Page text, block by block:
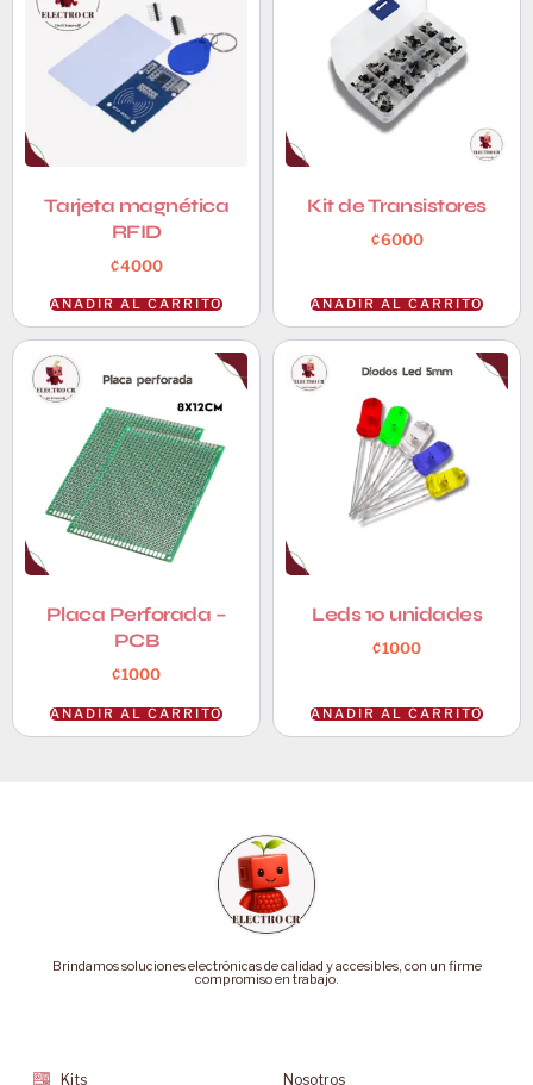
Tarjeta magnética
RFID
₡4000
AÑADIR AL CARRITO
Kit de Transistores
₡6000
AÑADIR AL CARRITO
Placa Perforada –
PCB
₡1000
AÑADIR AL CARRITO
Leds 10 unidades
₡1000
AÑADIR AL CARRITO
Brindamos soluciones electrónicas de calidad y accesibles, con un firme
compromiso en trabajo.
Kits Nosotros